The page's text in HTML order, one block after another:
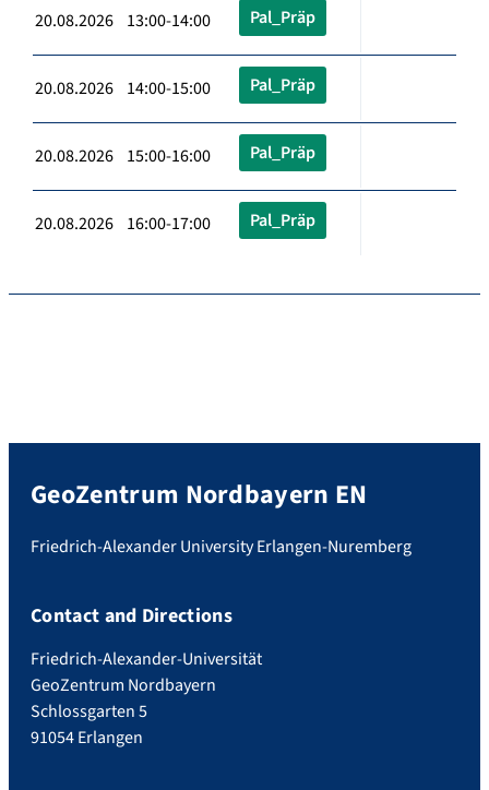
20.08.2026 13:00-14:00 Pal_Präp
20.08.2026 14:00-15:00 Pal_Präp
20.08.2026 15:00-16:00 Pal_Präp
20.08.2026 16:00-17:00 Pal_Präp
GeoZentrum Nordbayern EN
Friedrich-Alexander University Erlangen-Nuremberg
Contact and Directions
Friedrich-Alexander-Universität
GeoZentrum Nordbayern
Schlossgarten 5
91054 Erlangen